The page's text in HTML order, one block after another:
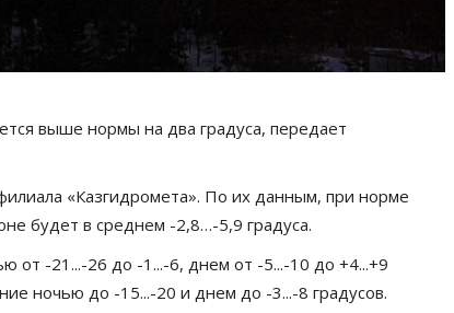
выше нормы на два градуса, передает
«Казгидромета». По их данным, при норме
будет в среднем -2,8…-5,9 градуса.
от -21...-26 до -1...-6, днем от -5...-10 до +4...+9
ночью до -15...-20 и днем до -3...-8 градусов.